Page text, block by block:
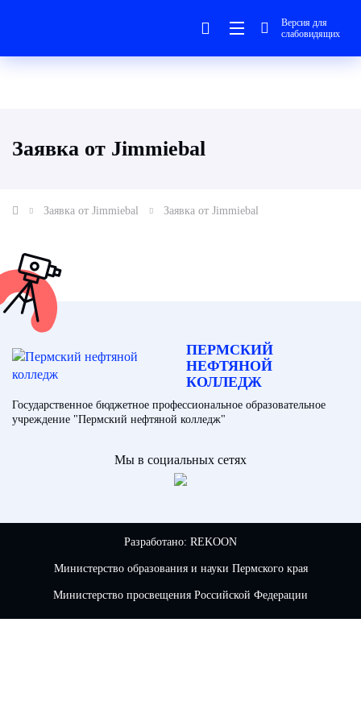
Версия для
слабовидящих
Заявка от Jimmiebal
Заявка от Jimmiebal Заявка от Jimmiebal
ПЕРМСКИЙ
НЕФТЯНОЙ
КОЛЛЕДЖ
Государственное бюджетное профессиональное образовательное
учреждение "Пермский нефтяной колледж"
Мы в социальных сетях
Разработано: REKOON
Министерство образования и науки Пермского края
Министерство просвещения Российской Федерации